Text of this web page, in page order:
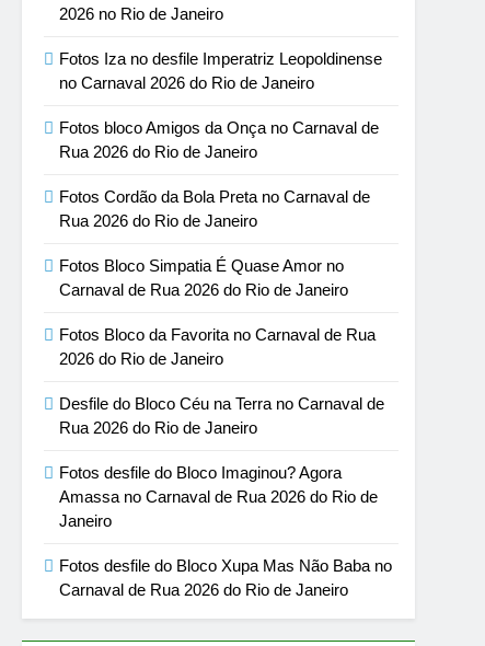
2026 no Rio de Janeiro
Fotos Iza no desfile Imperatriz Leopoldinense
no Carnaval 2026 do Rio de Janeiro
Fotos bloco Amigos da Onça no Carnaval de
Rua 2026 do Rio de Janeiro
Fotos Cordão da Bola Preta no Carnaval de
Rua 2026 do Rio de Janeiro
Fotos Bloco Simpatia É Quase Amor no
Carnaval de Rua 2026 do Rio de Janeiro
Fotos Bloco da Favorita no Carnaval de Rua
2026 do Rio de Janeiro
Desfile do Bloco Céu na Terra no Carnaval de
Rua 2026 do Rio de Janeiro
Fotos desfile do Bloco Imaginou? Agora
Amassa no Carnaval de Rua 2026 do Rio de
Janeiro
Fotos desfile do Bloco Xupa Mas Não Baba no
Carnaval de Rua 2026 do Rio de Janeiro